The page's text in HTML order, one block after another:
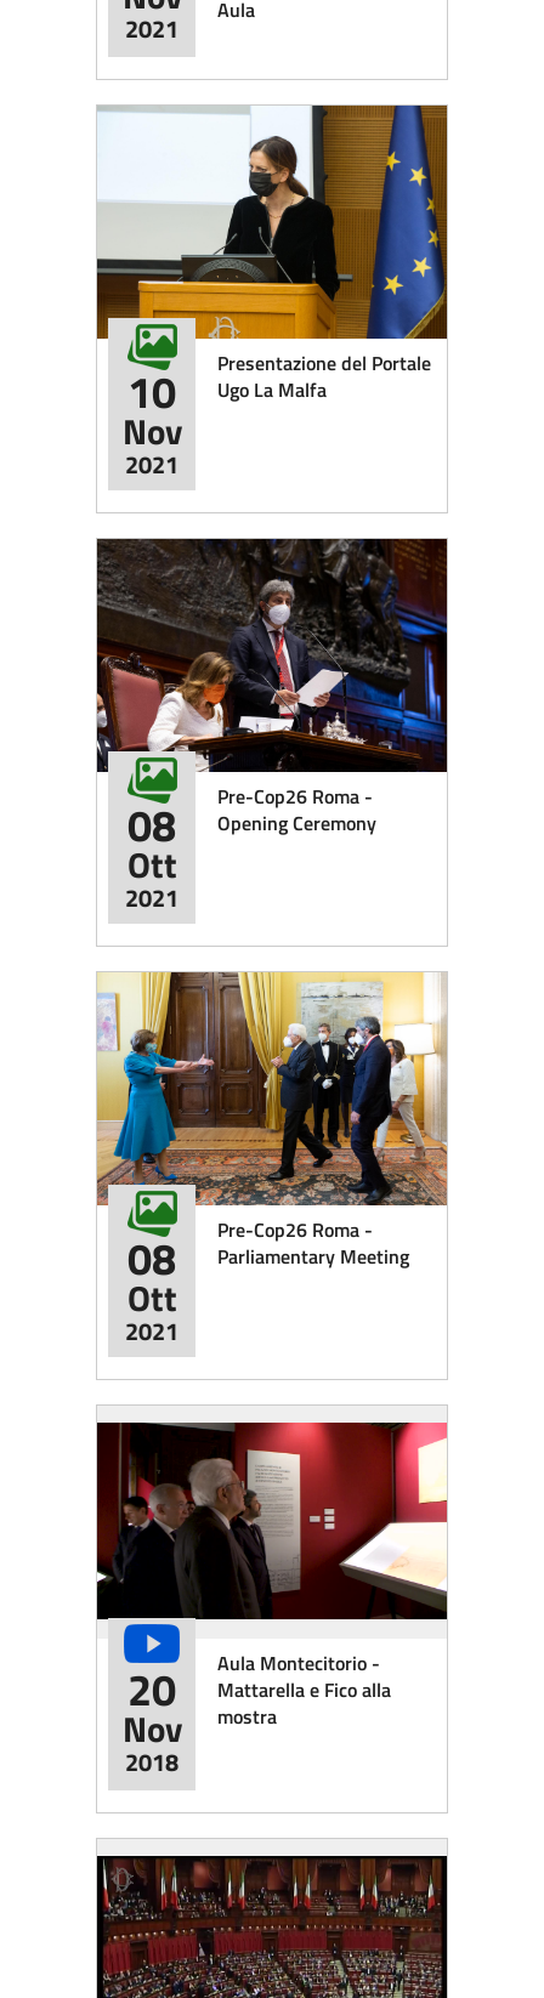
Aula
2021
Presentazione del Portale
Ugo La Malfa
10
Nov
2021
Pre-Cop26 Roma -
Opening Ceremony
08
Ott
2021
Pre-Cop26 Roma -
Parliamentary Meeting
08
Ott
2021
Aula Montecitorio -
Mattarella e Fico alla
mostra
20
Nov
2018